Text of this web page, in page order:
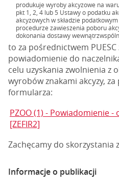
produkuje wyroby akcyzowe na
pkt 1, 2, 4 lub 5 Ustawy o podatku
akcyzowych w składzie
procedurze zawieszenia poboru
dokonania dostawy
to za pośrednictwem PUESC
powiadomienie do
celu uzyskania zwolnienia z
wyrobów znakami akcyzy,
formularza:
PZOO (1) - Powiadomienie
[ZEFIR2]
Zachęcamy do skorzystania
Informacje o publikacji